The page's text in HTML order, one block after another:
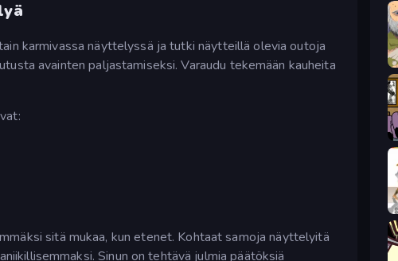
karmivassa näyttelyssä ja tutki näytteillä olevia outoja
avainten paljastamiseksi. Varaudu tekemään kauheita
sitä mukaa, kun etenet. Kohtaat samoja näyttelyitä
Sinun on tehtävä julmia päätöksiä